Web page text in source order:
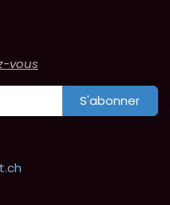
vous
S'abonner